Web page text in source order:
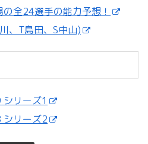
全24選手の能力予想！
、T島田、S中山)
リーズ1
シリーズ2